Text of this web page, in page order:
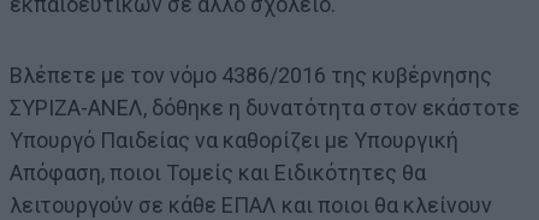
Βλέπετε με τον νόμο 4386/2016 της κυβέρνησης
ΣΥΡΙΖΑ-ΑΝΕΛ, δόθηκε η δυνατότητα στον εκάστοτε
Υπουργό Παιδείας να καθορίζει με Υπουργική
Απόφαση, ποιοι Τομείς και Ειδικότητες θα
λειτουργούν σε κάθε ΕΠΑΛ και ποιοι θα κλείνουν